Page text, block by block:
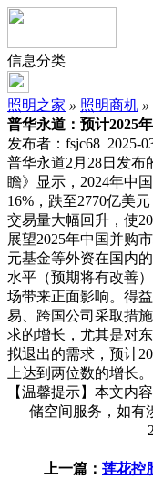
信息分类
照明之家 » 照明商机 »
普华永道：预计2025
发布者：fsjc68 2025-
普华永道2月28日发布
瞻》显示，2024年中
16%，跌至2770亿美
交易量大幅回升，使
展望2025年中国并购
元基金等外资在国内
水平（预期将有改善
场带来正面影响。得
易、跨国公司采取措
求的增长，尤其是对
拟退出的需求，预计
上达到两位数的增长。
【温馨提示】本文内
储空间服务，如有
上一篇： 莲花控